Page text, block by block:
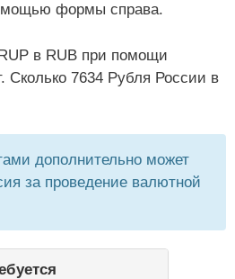
формы справа.
в RUB при помощи
Сколько 7634 Рубля России в
дополнительно может
за проведение валютной